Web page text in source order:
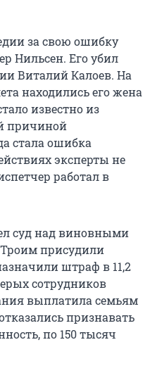
за свою ошибку
Нильсен. Его убил
Виталий Калоев. На
находились его жена
известно из
причиной
стала ошибка
эксперты не
работал в
суд над виновными
присудили
штраф в 11,2
сотрудников
выплатила семьям
признавать
по 150 тысяч